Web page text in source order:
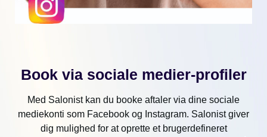
Book via sociale medier-profiler
Med Salonist kan du booke aftaler via dine sociale
mediekonti som Facebook og Instagram. Salonist giver
dig mulighed for at oprette et brugerdefineret